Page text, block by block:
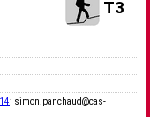
T3
; simon.panchaud@cas-